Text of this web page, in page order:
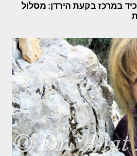
במרכז בקעת הירדן: מסלול